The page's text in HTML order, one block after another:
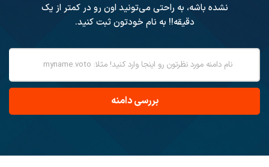
نشده باشه، به راحتی می‌تونید اون رو در کمتر از یک
دقیقه!! به نام خودتون ثبت کنید.